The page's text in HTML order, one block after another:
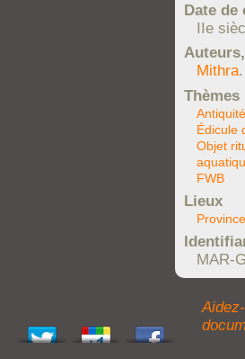
Date de
IIe
Mithra
Thèmes
Antiquité
Édicule
Objet
FWB
Lieux
MAR-